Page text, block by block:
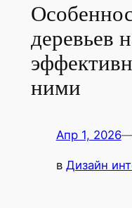
деревьев
ними
Апр 1, 2026
в Дизайн